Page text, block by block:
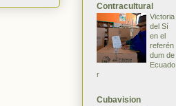
Contracultural
Victoria
del Sí
en el
referén
dum de
Ecuado
r
Cubavision